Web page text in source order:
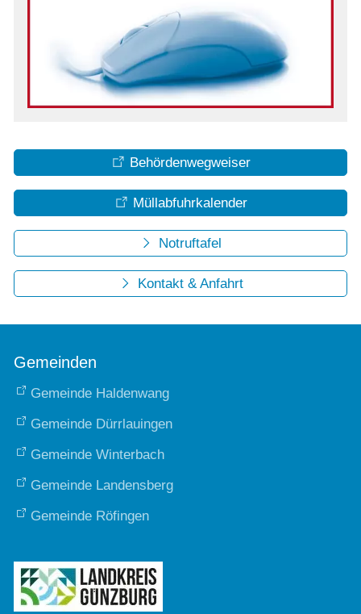
Behördenwegweiser
Müllabfuhrkalender
Notruftafel
Kontakt & Anfahrt
Gemeinden
Gemeinde Haldenwang
Gemeinde Dürrlauingen
Gemeinde Winterbach
Gemeinde Landensberg
Gemeinde Röfingen